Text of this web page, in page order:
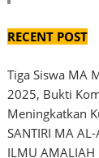
RECENT POST
Tiga Siswa MA
2025, Bukti
Meningkatkan
SANTIRI MA
ILMU AMALIAH